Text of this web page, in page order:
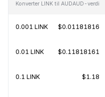
Konverter LINK til AUDAUD-verdi
0.001 LINK $0.01181816
0.01 LINK $0.11818161
0.1 LINK $1.18